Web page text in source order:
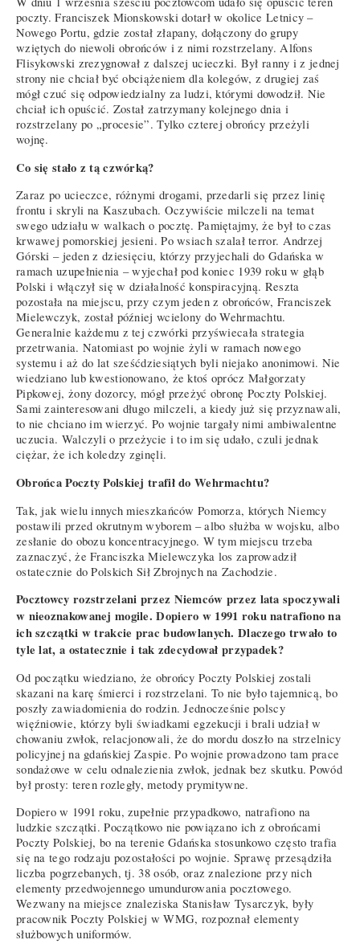
poczty. Franciszek Mionskowski dotarł w okolice Letnicy –
Nowego Portu, gdzie został złapany, dołączony do grupy
wziętych do niewoli obrońców i z nimi rozstrzelany. Alfons
Flisykowski zrezygnował z dalszej ucieczki. Był ranny i z jednej
strony nie chciał być obciążeniem dla kolegów, z drugiej zaś
mógł czuć się odpowiedzialny za ludzi, którymi dowodził. Nie
chciał ich opuścić. Został zatrzymany kolejnego dnia i
rozstrzelany po „procesie”. Tylko czterej obrońcy przeżyli
wojnę.
Co się stało z tą czwórką?
Zaraz po ucieczce, różnymi drogami, przedarli się przez linię
frontu i skryli na Kaszubach. Oczywiście milczeli na temat
swego udziału w walkach o pocztę. Pamiętajmy, że był to czas
krwawej pomorskiej jesieni. Po wsiach szalał terror. Andrzej
Górski – jeden z dziesięciu, którzy przyjechali do Gdańska w
ramach uzupełnienia – wyjechał pod koniec 1939 roku w głąb
Polski i włączył się w działalność konspiracyjną. Reszta
pozostała na miejscu, przy czym jeden z obrońców, Franciszek
Mielewczyk, został później wcielony do Wehrmachtu.
Generalnie każdemu z tej czwórki przyświecała strategia
przetrwania. Natomiast po wojnie żyli w ramach nowego
systemu i aż do lat sześćdziesiątych byli niejako anonimowi. Nie
wiedziano lub kwestionowano, że ktoś oprócz Małgorzaty
Pipkowej, żony dozorcy, mógł przeżyć obronę Poczty Polskiej.
Sami zainteresowani długo milczeli, a kiedy już się przyznawali,
to nie chciano im wierzyć. Po wojnie targały nimi ambiwalentne
uczucia. Walczyli o przeżycie i to im się udało, czuli jednak
ciężar, że ich koledzy zginęli.
Obrońca Poczty Polskiej trafił do Wehrmachtu?
Tak, jak wielu innych mieszkańców Pomorza, których Niemcy
postawili przed okrutnym wyborem – albo służba w wojsku, albo
zesłanie do obozu koncentracyjnego. W tym miejscu trzeba
zaznaczyć, że Franciszka Mielewczyka los zaprowadził
ostatecznie do Polskich Sił Zbrojnych na Zachodzie.
Pocztowcy rozstrzelani przez Niemców przez lata spoczywali
w nieoznakowanej mogile. Dopiero w 1991 roku natrafiono na
ich szczątki w trakcie prac budowlanych. Dlaczego trwało to
tyle lat, a ostatecznie i tak zdecydował przypadek?
Od początku wiedziano, że obrońcy Poczty Polskiej zostali
skazani na karę śmierci i rozstrzelani. To nie było tajemnicą, bo
poszły zawiadomienia do rodzin. Jednocześnie polscy
więźniowie, którzy byli świadkami egzekucji i brali udział w
chowaniu zwłok, relacjonowali, że do mordu doszło na strzelnicy
policyjnej na gdańskiej Zaspie. Po wojnie prowadzono tam prace
sondażowe w celu odnalezienia zwłok, jednak bez skutku. Powód
był prosty: teren rozległy, metody prymitywne.
Dopiero w 1991 roku, zupełnie przypadkowo, natrafiono na
ludzkie szczątki. Początkowo nie powiązano ich z obrońcami
Poczty Polskiej, bo na terenie Gdańska stosunkowo często trafia
się na tego rodzaju pozostałości po wojnie. Sprawę przesądziła
liczba pogrzebanych, tj. 38 osób, oraz znalezione przy nich
elementy przedwojennego umundurowania pocztowego.
Wezwany na miejsce znaleziska Stanisław Tysarczyk, były
pracownik Poczty Polskiej w WMG, rozpoznał elementy
służbowych uniformów.